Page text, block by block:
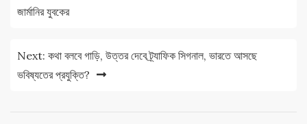
navigation
জার্মানির যুবকের
Next: কথা বলবে গাড়ি, উত্তর দেবে ট্র্যাফিক সিগনাল, ভারতে আসছে
ভবিষ্যতের প্রযুক্তি?